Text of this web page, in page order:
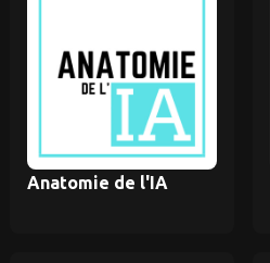
Anatomie de l'IA